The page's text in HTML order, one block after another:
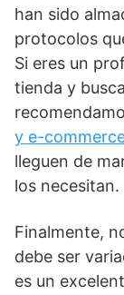
han sido
protocolos
Si eres un
tienda y
y e-
lleguen de
los necesitan.
Finalmente,
debe ser
es un